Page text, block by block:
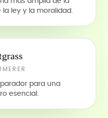
la ley y la moralidad.
para una
esencial.